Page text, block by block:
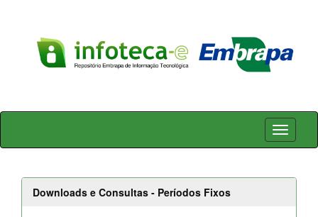
Skip
Downloads e Consultas - Períodos Fixos